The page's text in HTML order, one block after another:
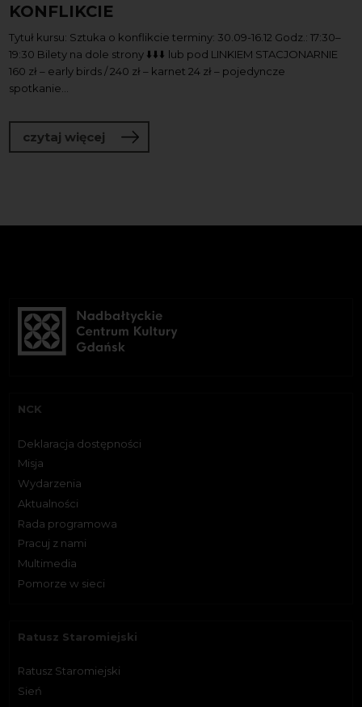
KONFLIKCIE
Tytuł kursu: Sztuka o konflikcie terminy: 30.09-16.12 Godz.: 17:30–
19:30 Bilety na dole strony ⬇️⬇️⬇️ lub pod LINKIEM STACJONARNIE
160 zł – early birds / 240 zł – karnet 24 zł – pojedyncze
spotkanie...
czytaj więcej o Kurs tematyczny - SZTUKA O
NCK
Deklaracja dostępności
Misja
Wydarzenia
Aktualności
Rada programowa
Pracuj z nami
Multimedia
Pomorze w sieci
Ratusz Staromiejski
Ratusz Staromiejski
Sień